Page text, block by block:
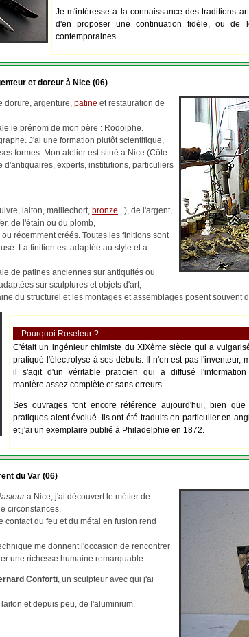
Je m'intéresse à la connaissance des traditions
d'en proposer une continuation fidèle, ou de
contemporaines.
et doreur à Nice (06)
dorure, argenture, patine et restauration de
le prénom de mon père : Rodolphe.
J'ai une formation plutôt scientifique,
formes. Mon atelier est situé à Nice (Côte
experts, institutions, particuliers
laiton, maillechort, bronze...), de l'argent,
de l'étain ou du plomb,
récemment créés. Toutes les finitions sont
La finition est adaptée au style et à
de patines anciennes sur antiquités ou
sur sculptures et objets d'art,
du structurel et les montages et assemblages posent souvent
Pourquoi Roseleur ?
C'était un ingénieur chimiste du XIXème siècle qui a
pratiqué l'électrolyse à ses débuts. Il n'en est pas l'inventeur,
il s'agit d'un véritable praticien qui a diffusé l'information
manière assez complète et sans erreurs.
Ses ouvrages font encore référence aujourd'hui, bien que
pratiques aient évolué. Ils ont été traduits en particulier en
et j'ai un exemplaire publié à Philadelphie en 1872.
du Var (06)
à Nice, j'ai découvert le métier de
circonstances.
contact du feu et du métal en fusion rend
me donnent l'occasion de rencontrer
une richesse humaine remarquable.
Conforti, un sculpteur avec qui j'ai
et depuis peu, de l'aluminium.